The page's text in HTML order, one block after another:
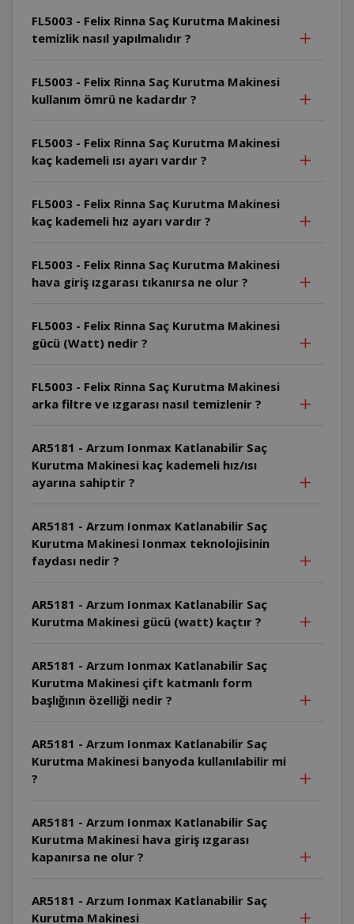
FL5003 - Felix Rinna Saç Kurutma Makinesi
temizlik nasıl yapılmalıdır ?
FL5003 - Felix Rinna Saç Kurutma Makinesi
kullanım ömrü ne kadardır ?
FL5003 - Felix Rinna Saç Kurutma Makinesi
kaç kademeli ısı ayarı vardır ?
FL5003 - Felix Rinna Saç Kurutma Makinesi
kaç kademeli hız ayarı vardır ?
FL5003 - Felix Rinna Saç Kurutma Makinesi
hava giriş ızgarası tıkanırsa ne olur ?
FL5003 - Felix Rinna Saç Kurutma Makinesi
gücü (Watt) nedir ?
FL5003 - Felix Rinna Saç Kurutma Makinesi
arka filtre ve ızgarası nasıl temizlenir ?
AR5181 - Arzum Ionmax Katlanabilir Saç
Kurutma Makinesi kaç kademeli hız/ısı
ayarına sahiptir ?
AR5181 - Arzum Ionmax Katlanabilir Saç
Kurutma Makinesi Ionmax teknolojisinin
faydası nedir ?
AR5181 - Arzum Ionmax Katlanabilir Saç
Kurutma Makinesi gücü (watt) kaçtır ?
AR5181 - Arzum Ionmax Katlanabilir Saç
Kurutma Makinesi çift katmanlı form
başlığının özelliği nedir ?
AR5181 - Arzum Ionmax Katlanabilir Saç
Kurutma Makinesi banyoda kullanılabilir mi
?
AR5181 - Arzum Ionmax Katlanabilir Saç
Kurutma Makinesi hava giriş ızgarası
kapanırsa ne olur ?
AR5181 - Arzum Ionmax Katlanabilir Saç
Kurutma Makinesi